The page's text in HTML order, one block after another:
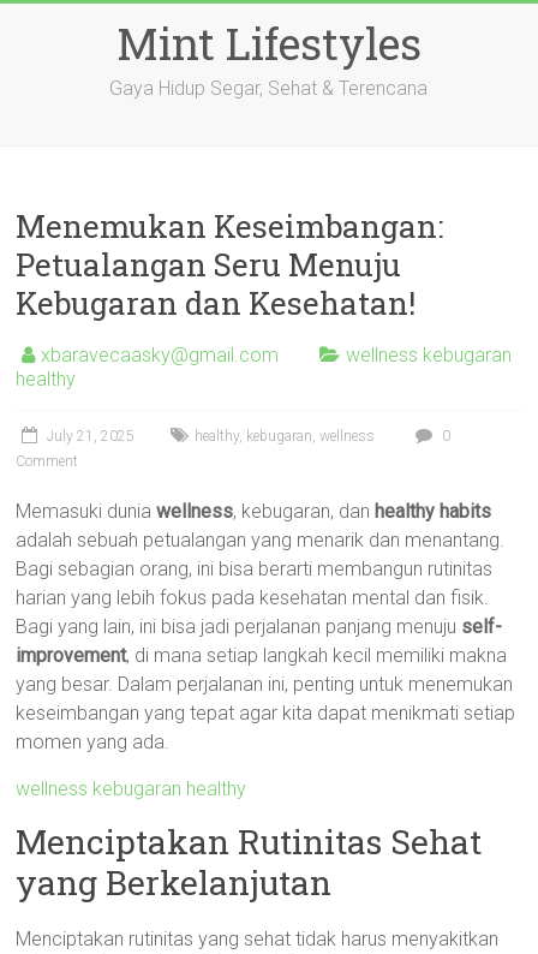
Mint Lifestyles
Gaya Hidup Segar, Sehat & Terencana
Menemukan Keseimbangan:
Petualangan Seru Menuju
Kebugaran dan Kesehatan!
xbaravecaasky@gmail.com
wellness kebugaran
healthy
July 21, 2025 healthy, kebugaran,wellness
0
Comment
Memasuki duniawellness, kebugaran, dan healthy habits
adalah sebuah petualangan yang menarik dan menantang.
Bagi sebagian orang, ini bisa berarti membangun rutinitas
harian yang lebih fokus pada kesehatan mental dan fisik.
Bagi yang lain, ini bisa jadi perjalanan panjang menuju self-
improvement, di mana setiap langkah kecil memiliki makna
yang besar. Dalam perjalanan ini, penting untuk menemukan
keseimbangan yang tepat agar kita dapat menikmati setiap
momen yang ada.
wellness kebugaran healthy
Menciptakan Rutinitas Sehat
yang Berkelanjutan
Menciptakan rutinitas yang sehat tidak harus menyakitkan